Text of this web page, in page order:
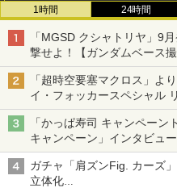
1時間 24時間
「MGSD クシャトリヤ」9
撃せよ！【ガンダムベース撮
「超時空要塞マクロス」よ
イ・フォッカースペシャル
「かっぱ寿司 キャンペーン
キャンペーン」インタビュー
子どもが楽しめるかっぱ寿
追求
ガチャ「肩ズンFig. カーズ
立体化